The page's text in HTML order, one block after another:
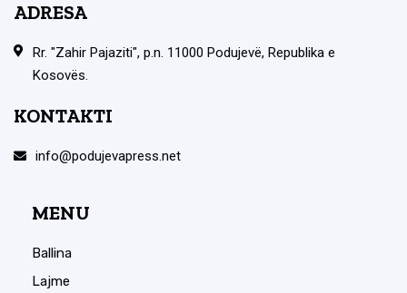
ADRESA
Rr. "Zahir Pajaziti", p.n. 11000 Podujevë, Republika e
Kosovës.
KONTAKTI
info@podujevapress.net
MENU
Ballina
Lajme